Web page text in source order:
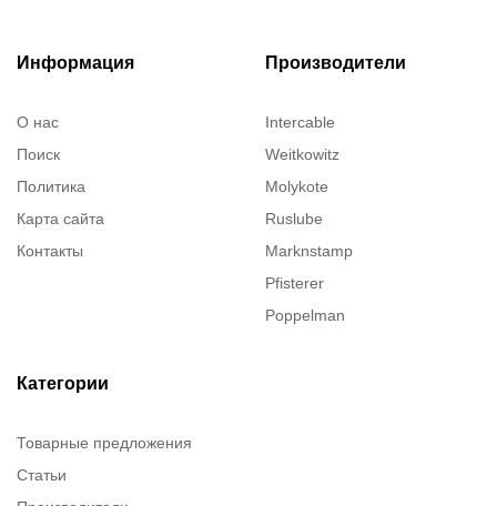
Информация
О нас
Поиск
Политика
Карта сайта
Контакты
Производители
Intercable
Weitkowitz
Molykote
Ruslube
Marknstamp
Pfisterer
Poppelman
Категории
Товарные предложения
Статьи